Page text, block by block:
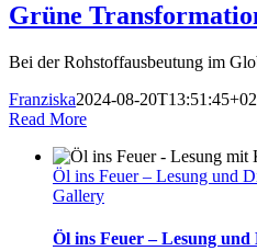
Grüne
Bei der Rohstoffausbeutung im
Franziska2024-08-
Read More
Öl ins Feuer – Lesung und
Gallery
Öl ins Feuer – Lesung